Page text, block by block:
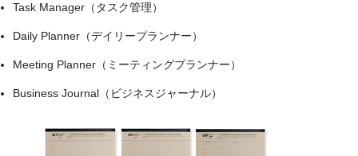
Task Manager（タスク管理）
Daily Planner（デイリープランナー）
Meeting Planner（ミーティングプランナー）
Business Journal（ビジネスジャーナル）